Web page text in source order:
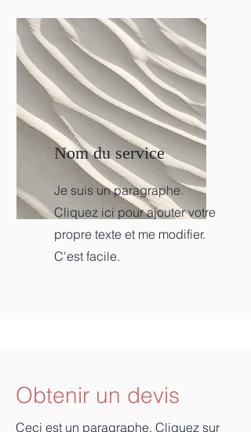
Nom du service
Je suis un paragraphe.
Cliquez ici pour ajouter votre
propre texte et me modifier.
C'est facile.
Obtenir un devis
Ceci est un paragraphe. Cliquez sur